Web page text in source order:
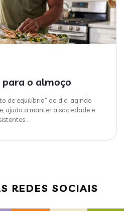
para o almoço
de equilíbrio” do dia, agindo
ajuda a manter a saciedade e
REDES SOCIAIS